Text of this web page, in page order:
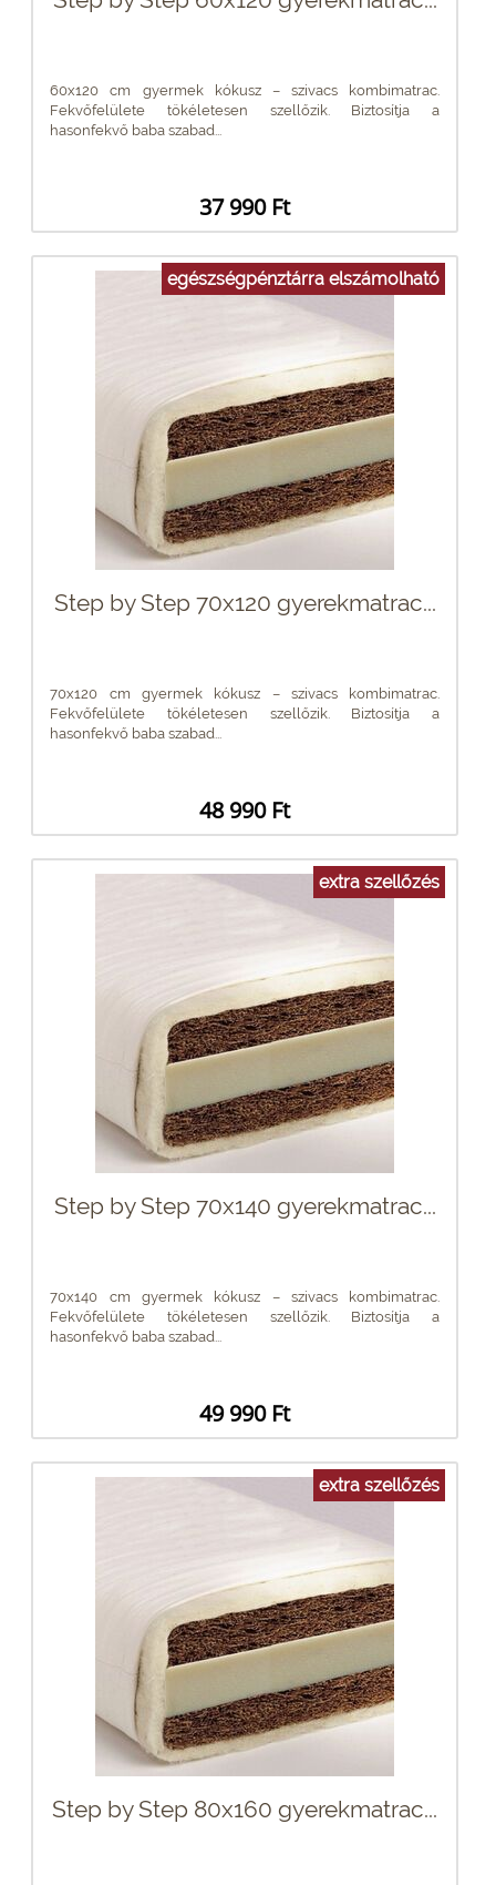
60x120 cm gyermek kókusz – szivacs kombimatrac.
Fekvőfelülete tökéletesen szellőzik. Biztosítja a
hasonfekvő baba szabad...
37 990 Ft
egészségpénztárra elszámolható
Step by Step 70x120 gyerekmatrac...
70x120 cm gyermek kókusz – szivacs kombimatrac.
Fekvőfelülete tökéletesen szellőzik. Biztosítja a
hasonfekvő baba szabad...
48 990 Ft
extra szellőzés
Step by Step 70x140 gyerekmatrac...
70x140 cm gyermek kókusz – szivacs kombimatrac.
Fekvőfelülete tökéletesen szellőzik. Biztosítja a
hasonfekvő baba szabad...
49 990 Ft
extra szellőzés
Step by Step 80x160 gyerekmatrac...